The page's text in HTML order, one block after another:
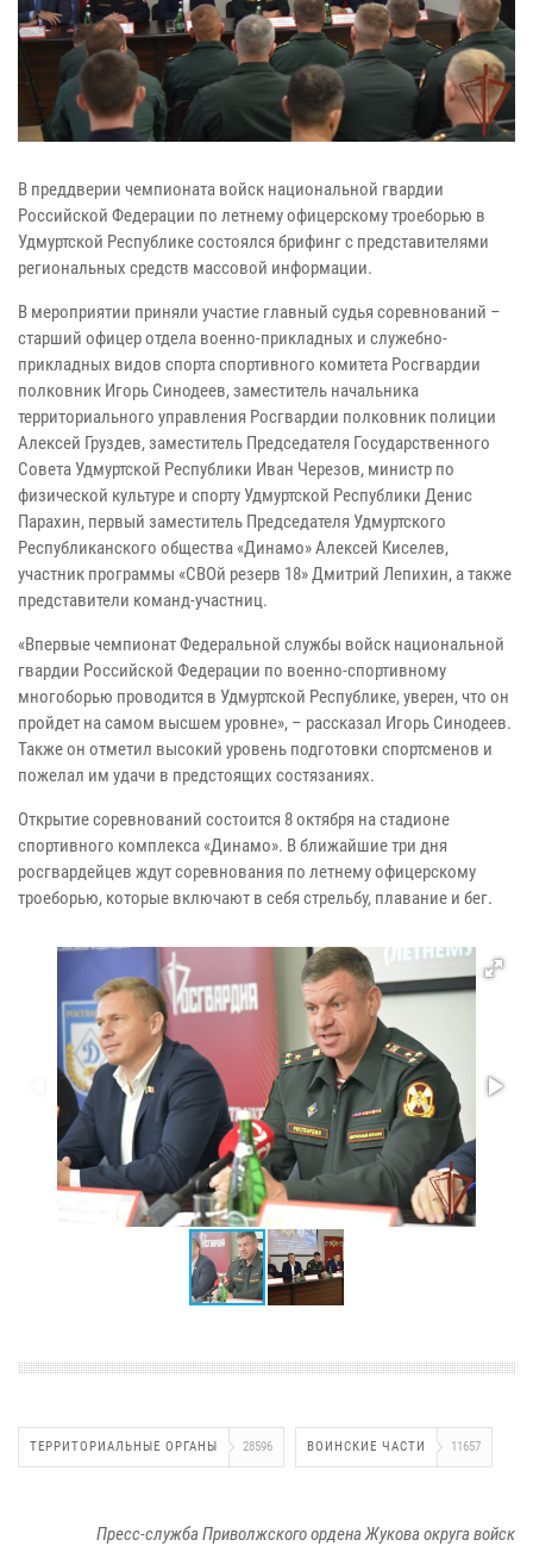
В преддверии чемпионата войск национальной гвардии
Российской Федерации по летнему офицерскому троеборью в
Удмуртской Республике состоялся брифинг с представителями
региональных средств массовой информации.
В мероприятии приняли участие главный судья соревнований –
старший офицер отдела военно-прикладных и служебно-
прикладных видов спорта спортивного комитета Росгвардии
полковник Игорь Синодеев, заместитель начальника
территориального управления Росгвардии полковник полиции
Алексей Груздев, заместитель Председателя Государственного
Совета Удмуртской Республики Иван Черезов, министр по
физической культуре и спорту Удмуртской Республики Денис
Парахин, первый заместитель Председателя Удмуртского
Республиканского общества «Динамо» Алексей Киселев,
участник программы «СВОй резерв 18» Дмитрий Лепихин, а также
представители команд-участниц.
«Впервые чемпионат Федеральной службы войск национальной
гвардии Российской Федерации по военно-спортивному
многоборью проводится в Удмуртской Республике, уверен, что он
пройдет на самом высшем уровне», – рассказал Игорь Синодеев.
Также он отметил высокий уровень подготовки спортсменов и
пожелал им удачи в предстоящих состязаниях.
Открытие соревнований состоится 8 октября на стадионе
спортивного комплекса «Динамо». В ближайшие три дня
росгвардейцев ждут соревнования по летнему офицерскому
троеборью, которые включают в себя стрельбу, плавание и бег.
ТЕРРИТОРИАЛЬНЫЕ ОРГАНЫ 28596 ВОИНСКИЕ ЧАСТИ 11657
Пресс-служба Приволжского ордена Жукова округа войск